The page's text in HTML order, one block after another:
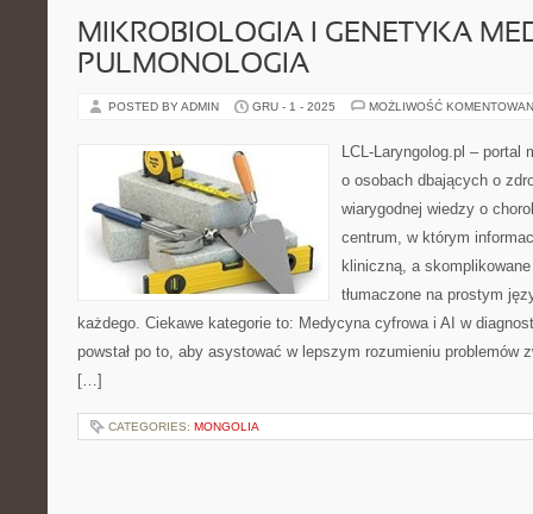
MIKROBIOLOGIA I GENETYKA
PULMONOLOGIA
POSTED BY ADMIN GRU - 1 - 2025 MOŻLIWOŚĆ
LCL-Laryngolog.pl –
o osobach dbających o
wiarygodnej wiedzy o
centrum, w którym
kliniczną, a
tłumaczone na prostym
każdego. Ciekawe kategorie to: Medycyna cyfrowa i AI w
powstał po to, aby asystować w lepszym rozumieniu problemów
[…]
CATEGORIES: MONGOLIA